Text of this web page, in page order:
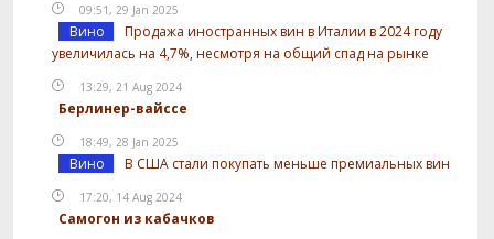
09:51, 29 Jan 2025
Вино
Продажа иностранных вин в Италии в 2024 году
увеличилась на 4,7%, несмотря на общий спад на рынке
13:29, 21 Aug 2024
Берлинер-вайссе
18:49, 28 Jan 2025
Вино В США стали покупать меньше премиальных вин
17:20, 14 Aug 2024
Самогон из кабачков